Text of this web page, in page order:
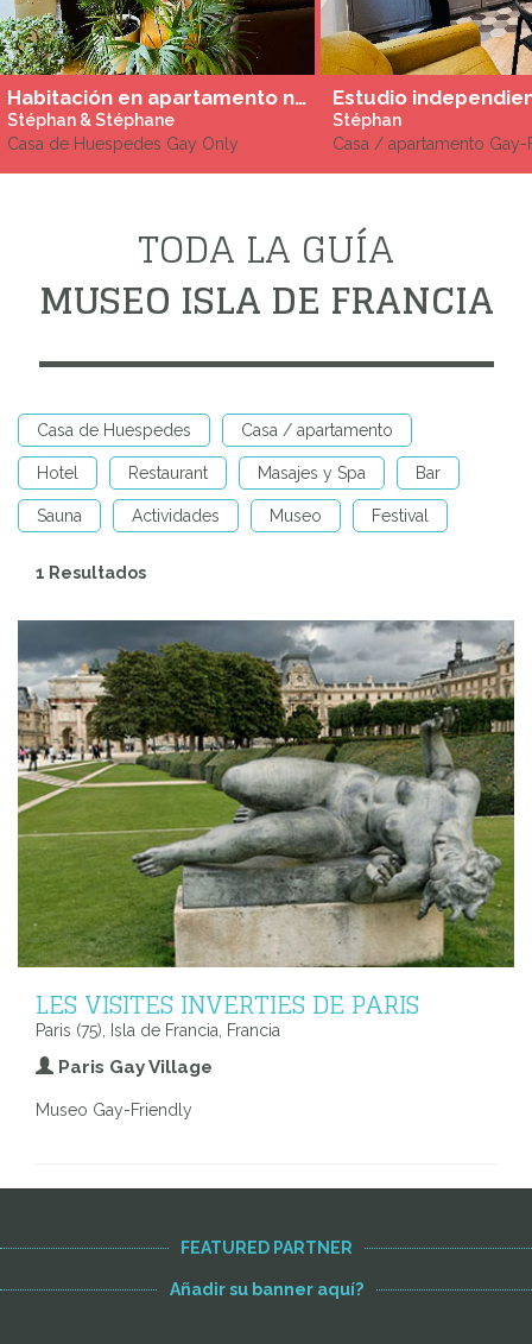
Habitación en apartamento nudista haussmaniano + estudio independiente en el barrio indio cerca de Montmartre
Stéphan & Stéphane
Casa de Huespedes Gay Only
Stéphan
Casa / apartamento Gay-
TODA LA GUÍA
MUSEO ISLA DE FRANCIA
Casa de Huespedes Casa / apartamento
Hotel Restaurant Masajes y Spa Bar
Sauna Actividades Museo Festival
1 Resultados
LES VISITES INVERTIES DE PARIS
Paris (75), Isla de Francia, Francia
Paris Gay Village
Museo Gay-Friendly
FEATURED PARTNER
Añadir su banner aquí?